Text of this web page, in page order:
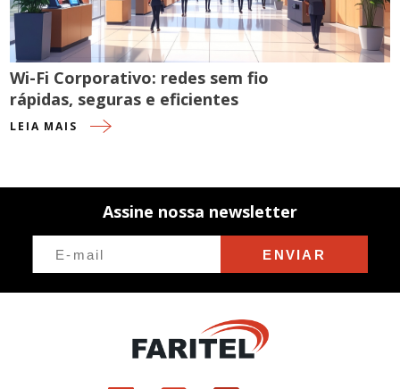
Wi-Fi Corporativo: redes sem fio
rápidas, seguras e eficientes
LEIA MAIS
Assine nossa newsletter
ENVIAR